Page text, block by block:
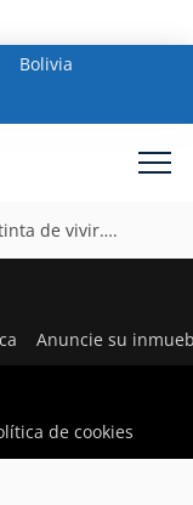
Bolivia
de vivir….
Anuncie su
de cookies